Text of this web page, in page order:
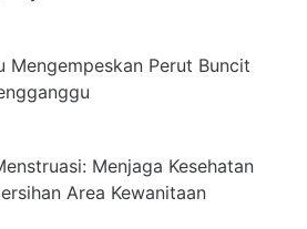
Mengempeskan Perut Buncit
Menjaga Kesehatan
Area Kewanitaan